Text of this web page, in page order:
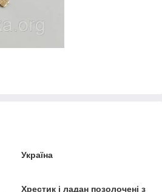
Україна
Хрестик і ладан позолочені з